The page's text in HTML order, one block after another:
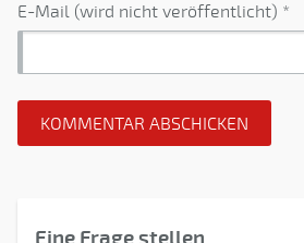
E-Mail (wird nicht veröffentlicht) *